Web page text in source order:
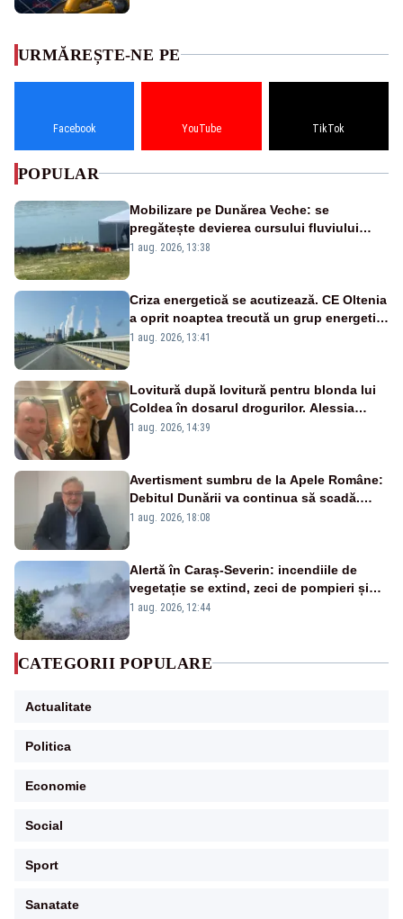
URMĂREȘTE-NE PE
Facebook YouTube TikTok
POPULAR
Mobilizare pe Dunărea Veche: se
pregătește devierea cursului fluviului
către Cernavodă – VIDEO
1 aug. 2026, 13:38
Criza energetică se acutizează. CE Oltenia
a oprit noaptea trecută un grup energetic
de la Rovinari
1 aug. 2026, 13:41
Lovitură după lovitură pentru blonda lui
Coldea în dosarul drogurilor. Alessia
Păcuraru explică decizia magistraților
1 aug. 2026, 14:39
Avertisment sumbru de la Apele Române:
Debitul Dunării va continua să scadă.
Cernavodă s-ar putea închide în 4 zile
1 aug. 2026, 18:08
Alertă în Caraș-Severin: incendiile de
vegetație se extind, zeci de pompieri și
silvicultori se luptă cu flăcările - VIDEO
1 aug. 2026, 12:44
CATEGORII POPULARE
Actualitate
Politica
Economie
Social
Sport
Sanatate